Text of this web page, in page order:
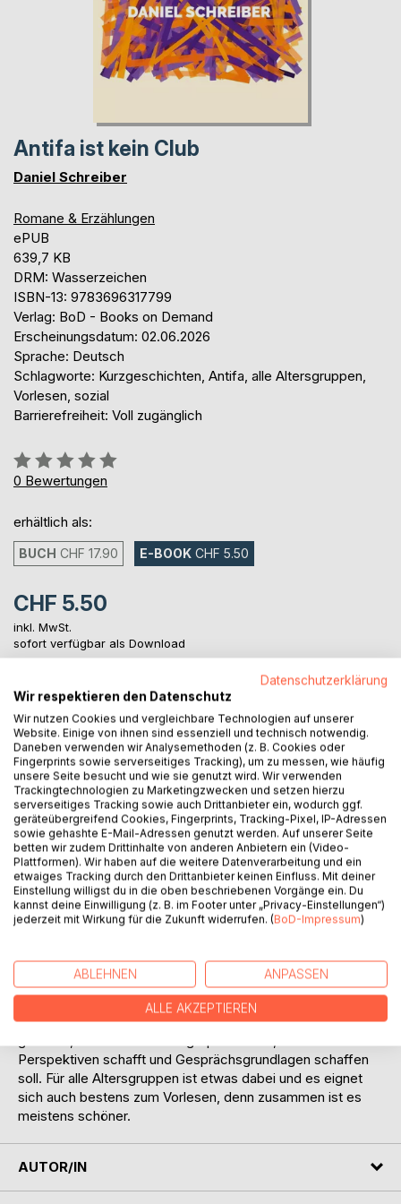
Antifa ist kein Club
Daniel Schreiber
Romane & Erzählungen
ePUB
639,7 KB
DRM: Wasserzeichen
ISBN-13: 9783696317799
Verlag: BoD - Books on Demand
Erscheinungsdatum: 02.06.2026
Sprache: Deutsch
Schlagworte: Kurzgeschichten, Antifa, alle Altersgruppen,
Vorlesen, sozial
Barrierefreiheit: Voll zugänglich
Bewertung::
0%
0 Bewertungen
erhältlich als:
BUCH CHF 17.90 E-BOOK CHF 5.50
CHF 5.50
inkl. MwSt.
sofort verfügbar als Download
IN DEN WARENKORB
Auf die Merkliste
Titel bewerten
BESCHREIBUNG
Antifa ist kein Club ist eine wilde Mischung aus Piratinnen,
Polizisten und vielen weiteren Protagonist*innen. In
vielfältigen, lustigen, schrägen und spannenden
Kurzgeschichten wird ein abwechslungsreiches Kopfkino
Perspektiven schafft und Gesprächsgrundlagen schaffen
soll. Für alle Altersgruppen ist etwas dabei und es eignet
sich auch bestens zum Vorlesen, denn zusammen ist es
meistens schöner.
AUTOR/IN
Datenschutzerklärung
Wir respektieren den Datenschutz
Wir nutzen Cookies und vergleichbare Technologien auf unserer
Website. Einige von ihnen sind essenziell und technisch notwendig.
Daneben verwenden wir Analysemethoden (z. B. Cookies oder
Fingerprints sowie serverseitiges Tracking), um zu messen, wie häufig
unsere Seite besucht und wie sie genutzt wird. Wir verwenden
Trackingtechnologien zu Marketingzwecken und setzen hierzu
serverseitiges Tracking sowie auch Drittanbieter ein, wodurch ggf.
geräteübergreifend Cookies, Fingerprints, Tracking-Pixel, IP-Adressen
sowie gehashte E-Mail-Adressen genutzt werden. Auf unserer Seite
betten wir zudem Drittinhalte von anderen Anbietern ein (Video-
Plattformen). Wir haben auf die weitere Datenverarbeitung und ein
etwaiges Tracking durch den Drittanbieter keinen Einfluss. Mit deiner
Einstellung willigst du in die oben beschriebenen Vorgänge ein. Du
kannst deine Einwilligung (z. B. im Footer unter „Privacy-Einstellungen“)
jederzeit mit Wirkung für die Zukunft widerrufen. (BoD-Impressum)
ABLEHNEN ANPASSEN
ALLE AKZEPTIEREN